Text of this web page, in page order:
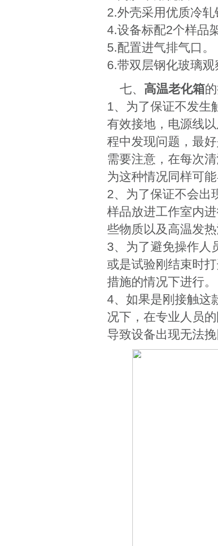
2.外壳采用优质冷
4.设备标配2个样品
5.配置进气排气口。
6.带双层钢化玻璃观
七、 高温老化箱
1、为了保证不发生
有效接地，电源线
程中发现问题，最
需要注意，在每次
为这种情况同样可
2、为了保证不会出
样品放进工作室内
些物质以及高温发
3、为了避免操作人
或是试验刚结束时
措施的情况下进行。
4、如果是刚接触这
况下，在专业人员
导致设备出现无法